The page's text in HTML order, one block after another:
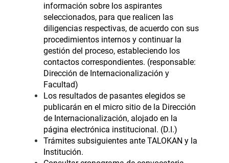
información sobre los aspirantes
seleccionados, para que realicen las
diligencias respectivas, de acuerdo con sus
procedimientos internos y continuar la
gestión del proceso, estableciendo los
contactos correspondientes. (responsable:
Dirección de Internacionalización y
Facultad)
Los resultados de pasantes elegidos se
publicarán en el micro sitio de la Dirección
de Internacionalización, alojado en la
página electrónica institucional. (D.I.)
Trámites subsiguientes ante TALOKAN y la
Institución.